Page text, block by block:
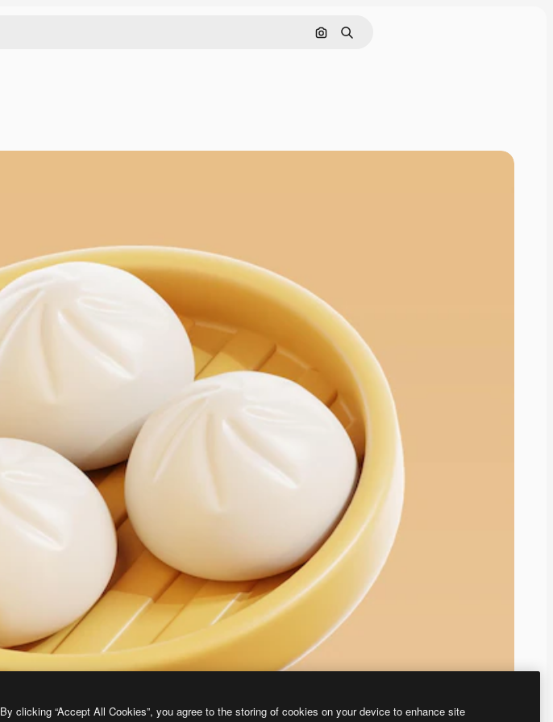
画像で検索
検索
By clicking “Accept All Cookies”, you agree to the storing of cookies on your device to enhance site